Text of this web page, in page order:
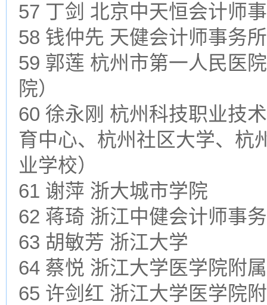
57 丁剑 北京中天恒会计师
58 钱仲先 天健会计师事务
59 郭莲 杭州市第一人民医
院）
60 徐永刚 杭州科技职业技
育中心、杭州社区大学、杭
业学校）
61 谢萍 浙大城市学院
62 蒋琦 浙江中健会计师事
63 胡敏芳 浙江大学
64 蔡悦 浙江大学医学院附
65 许剑红 浙江大学医学院